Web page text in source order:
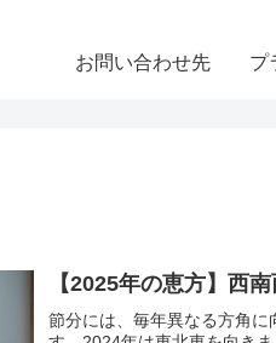
お問い合わせ先
【2025年の恵方】西
節分には、毎年異なる方角に